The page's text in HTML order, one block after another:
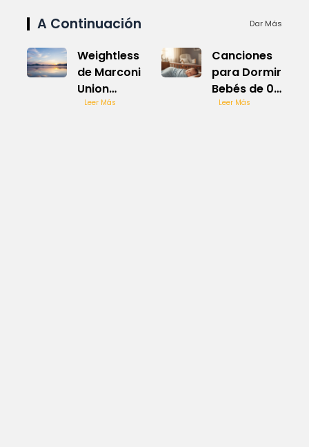
A Continuación Dar Más
Weightless
de Marconi
Union
relajante
Leer Más
Canciones
para Dormir
Bebés de 0
a 3 Meses
Leer Más